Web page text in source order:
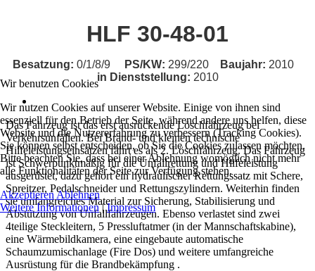
HLF 30-48-01
Besatzung: 0/1/8/9 PS/KW: 299/220 Baujahr: 2010
in Dienststellung: 2010
Das Fahrzeug ist das erst ausrückende Löschfahrzeug bei
Verkehrsunfällen. Bei Brand- und kleinen technische
Hilfeleistungseinsätzen fährt es als 2. Löschfahrzeug. Das Fahrzeug
ist Schwerpunktmäßig für die Unfallrettung und Hilfeleistung
ausgerüstet, dazu gehört ein hydraulischer Rettungssatz mit Schere,
Spreitzer, Pedalschneider und Rettungszylindern. Weiterhin finden
sie umfangreiches Material zur Sicherung, Stabilisierung und
Abstützung von Unfallfahrzeugen. Ebenso verlastet sind zwei
4teilige Steckleitern, 5 Pressluftatmer (in der Mannschaftskabine),
eine Wärmebildkamera, eine eingebaute automatische
Schaumzumischanlage (Fire Dos) und weitere umfangreiche
Ausrüstung für die Brandbekämpfung .
Wir benutzen Cookies
Wir nutzen Cookies auf unserer Website. Einige von ihnen sind
essenziell für den Betrieb der Seite, während andere uns helfen, diese
Website und die Nutzererfahrung zu verbessern (Tracking Cookies).
Sie können selbst entscheiden, ob Sie die Cookies zulassen möchten.
Bitte beachten Sie, dass bei einer Ablehnung womöglich nicht mehr
alle Funktionalitäten der Seite zur Verfügung stehen.
Akzeptieren Ablehnen
Weitere Informationen|Impressum